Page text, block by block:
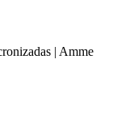
| Amme